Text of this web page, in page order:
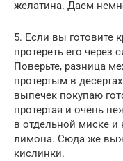
желатина. Даем
5. Если вы готовите
протереть его через
Поверьте, разница
протертым в
выпечек покупаю
протертая и очень
в отдельной миске и
лимона. Сюда же
кислинки.